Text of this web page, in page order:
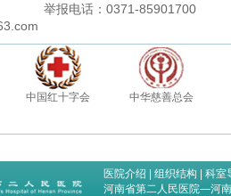
举报电话：0371-85901700
中国红十字会 中华慈善总会
医院介绍 | 组织结构 | 科室
河南省第二人民医院—河